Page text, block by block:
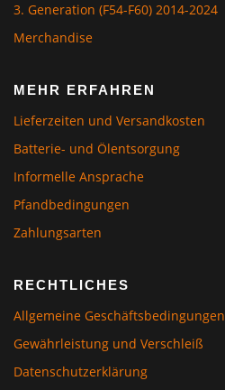
3. Generation (F54-F60) 2014-2024
Merchandise
MEHR ERFAHREN
Lieferzeiten und Versandkosten
Batterie- und Ölentsorgung
Informelle Ansprache
Pfandbedingungen
Zahlungsarten
RECHTLICHES
Allgemeine Geschäftsbedingungen
Gewährleistung und Verschleiß
Datenschutzerklärung